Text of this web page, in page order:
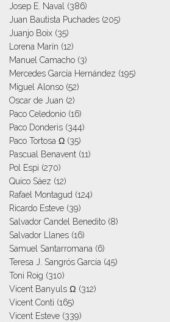
Josep E. Naval (386)
Juan Bautista Puchades (205)
Juanjo Boix (35)
Lorena Marín (12)
Manuel Camacho (3)
Mercedes García Hernández (195)
Miguel Alonso (52)
Oscar de Juan (2)
Paco Celedonio (16)
Paco Donderis (344)
Paco Tortosa Ω (35)
Pascual Benavent (11)
Pol Espi (270)
Quico Sáez (12)
Rafael Montagud (124)
Ricardo Esteve (39)
Salvador Candel Benedito (8)
Salvador Llanes (16)
Samuel Santarromana (6)
Teresa J. Sangrós García (45)
Toni Roig (310)
Vicent Banyuls Ω (312)
Vicent Conti (165)
Vicent Esteve (339)